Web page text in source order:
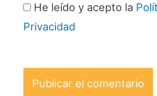
He leído y acepto la
Privacidad